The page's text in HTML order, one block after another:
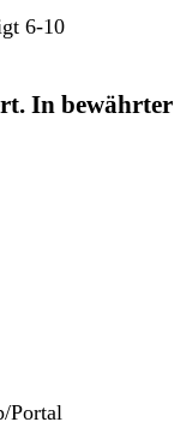
6-10
In bewährter
Portal